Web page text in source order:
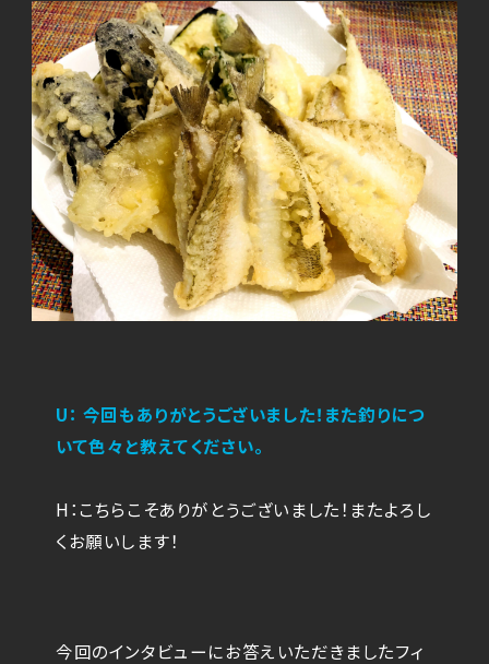
U： 今回もありがとうございました！また釣りにつ
いて色々と教えてください。
H：こちらこそありがとうございました！またよろし
くお願いします！
今回のインタビューにお答えいただきましたフィ